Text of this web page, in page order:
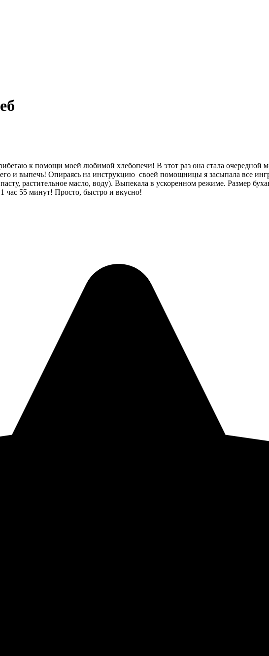
к помощи моей любимой хлебопечи! В этот раз она стала
и выпечь! Опираясь на инструкцию своей помощницы я засыпала все
растительное масло, воду). Выпекала в ускоренном режиме. Размер
час 55 минут! Просто, быстро и вкусно!